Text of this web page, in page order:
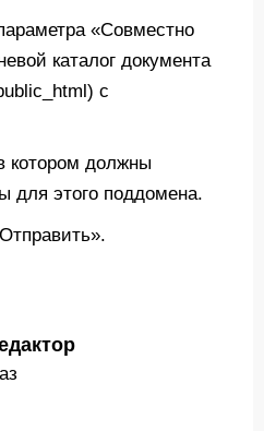
«Совместно
каталог документа
с
котором должны
для этого поддомена.